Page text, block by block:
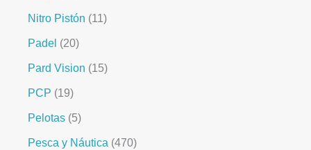
Nitro Pistón 11
Padel 20
Pard Vision 15
PCP 19
Pelotas 5
Pesca y Náutica 470